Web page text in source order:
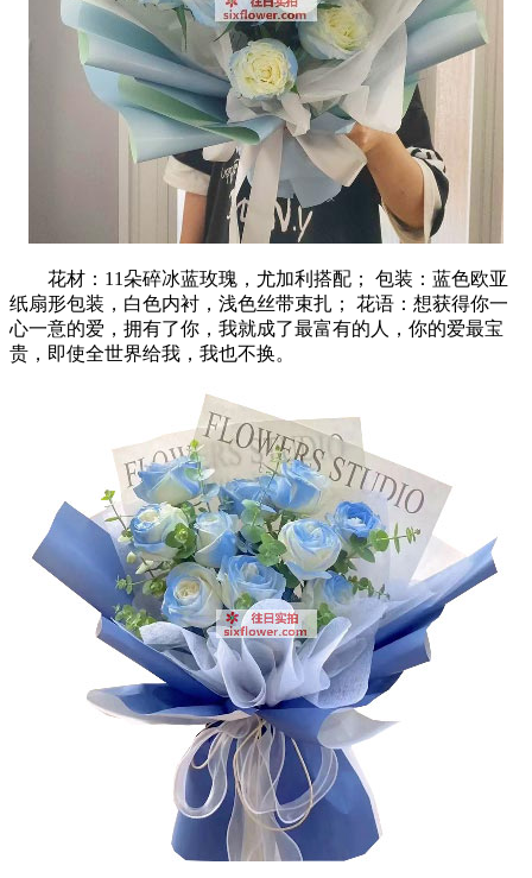
花材：11朵碎冰蓝玫瑰，尤加利搭配； 包装：蓝色欧亚
纸扇形包装，白色内衬，浅色丝带束扎； 花语：想获得你一
心一意的爱，拥有了你，我就成了最富有的人，你的爱最宝
贵，即使全世界给我，我也不换。